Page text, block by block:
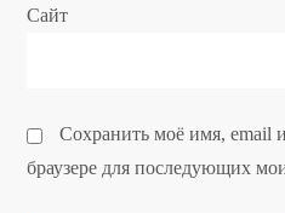
Сайт
Сохранить моё имя, email
браузере для последующих